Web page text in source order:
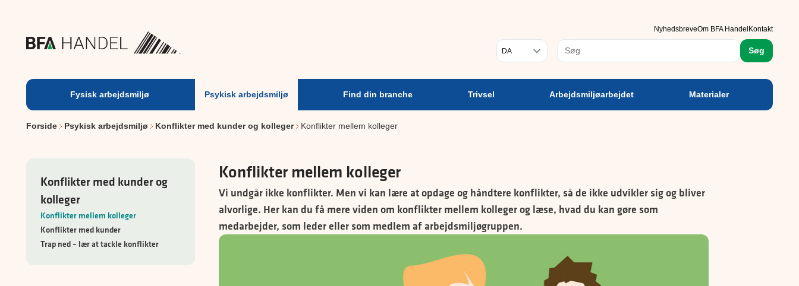
NyhedsbreveOm BFA Handel Kontakt
Vælg sprog Søg
Fysisk arbejdsmiljø Psykisk arbejdsmiljø Find din branche Trivsel Arbejdsmiljøarbejdet Materialer
Forside Psykisk arbejdsmiljø Konflikter med kunder og kolleger Konflikter mellem kolleger
Konflikter med kunder og
kolleger
Konflikter mellem kolleger
Konflikter med kunder
Trap ned – lær at tackle konflikter
Konflikter mellem kolleger
Vi undgår ikke konflikter. Men vi kan lære at opdage og håndtere konflikter, så de ikke udvikler sig og bliver
alvorlige. Her kan du få mere viden om konflikter mellem kolleger og læse, hvad du kan gøre som
medarbejder, som leder eller som medlem af arbejdsmiljøgruppen.